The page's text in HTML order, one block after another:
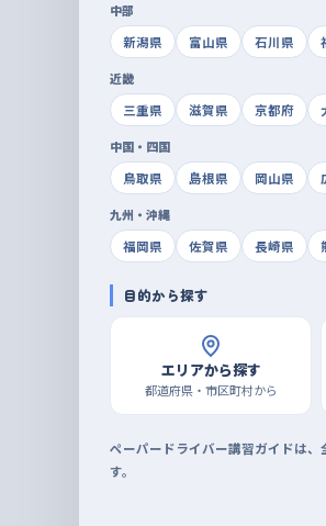
中部
新潟県
富山県 石川県
近畿
三重県
滋賀県 京都府
中国・四国
鳥取県
島根県 岡山県
九州・沖縄
福岡県
佐賀県 長崎県
目的から探す
エリアから探す
都道府県・市区町村から
ペーパードライバー講習ガイドは
す。